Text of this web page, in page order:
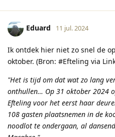
Eduard 11 jul. 2024
Ik ontdek hier niet zo snel de
oktober. (Bron: #Efteling via
"Het is tijd om dat wat zo lang
onthullen… Op 31 oktober 2024
Efteling voor het eerst haar
108 gasten plaatsnemen in de
noodlot te ondergaan, al